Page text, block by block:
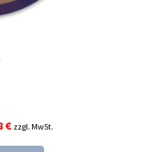
€Aktueller
Preis
zzgl. MwSt.